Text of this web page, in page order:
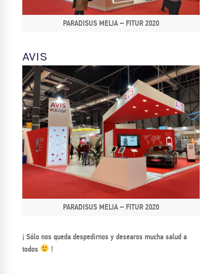
PARADISUS MELIA – FITUR 2020
AVIS
PARADISUS MELIA – FITUR 2020
¡ Sólo nos queda despedirnos y desearos mucha salud a
todos
!